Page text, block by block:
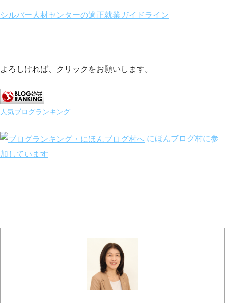
シルバー人材センターの適正就業ガイドライン
よろしければ、クリックをお願いします。
人気ブログランキング
にほんブログ村に参
加しています